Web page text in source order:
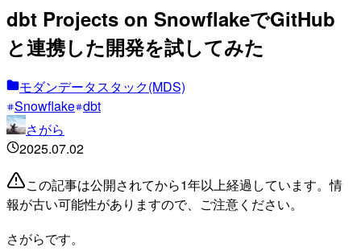
dbt Projects on SnowflakeでGitHub
と連携した開発を試してみた
モダンデータスタック(MDS)
Snowflake dbt
さがら
2025.07.02
この記事は公開されてから1年以上経過しています。情
報が古い可能性がありますので、ご注意ください。
さがらです。